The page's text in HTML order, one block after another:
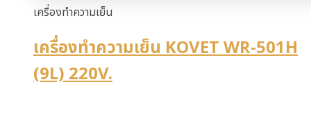
เครื่องทำความเย็น
เครื่องทำความเย็น KOVET WR-501H
(9L) 220V.